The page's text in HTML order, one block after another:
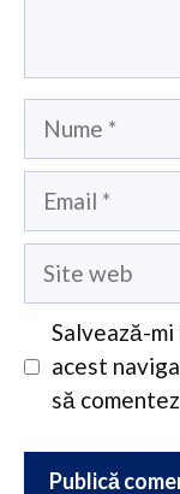
Nume
Email
Site
Salvează-
acest
să